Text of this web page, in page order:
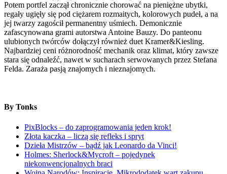
Potem portfel zaczął chronicznie chorować na pieniężne ubytki,
regały ugięły się pod ciężarem rozmaitych, kolorowych pudeł, a na
jej twarzy zagościł permanentny uśmiech. Demonicznie
zafascynowana grami autorstwa Antoine Bauzy. Do panteonu
ulubionych twórców dołączył również duet Kramer&Kiesling.
Najbardziej ceni różnorodność mechanik oraz klimat, który zawsze
stara się odnaleźć, nawet w sucharach serwowanych przez Stefana
Felda. Zaraża pasją znajomych i nieznajomych.
By Tonks
PixBlocks – do zaprogramowania jeden krok!
Złota kaczka – liczą się refleks i spryt
Dzieła Mistrzów – bądź jak Leonardo da Vinci!
Holmes: Sherlock&Mycroft – pojedynek
niekonwencjonalnych braci